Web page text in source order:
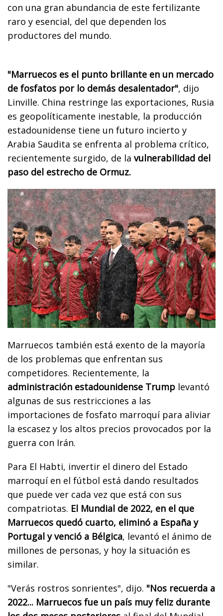
con una gran abundancia de este fertilizante
raro y esencial, del que dependen los
productores del mundo.
"Marruecos es el punto brillante en un mercado
de fosfatos por lo demás desalentador", dijo
Linville. China restringe las exportaciones, Rusia
es geopolíticamente inestable, la producción
estadounidense tiene un futuro incierto y
Arabia Saudita se enfrenta al problema crítico,
recientemente surgido, de la vulnerabilidad del
paso del estrecho de Ormuz.
Marruecos también está exento de la mayoría
de los problemas que enfrentan sus
competidores. Recientemente, la
administración estadounidense Trump levantó
algunas de sus restricciones a las
importaciones de fosfato marroquí para aliviar
la escasez y los altos precios provocados por la
guerra con Irán.
Para El Habti, invertir el dinero del Estado
marroquí en el fútbol está dando resultados
que puede ver cada vez que está con sus
compatriotas. El Mundial de 2022, en el que
Marruecos quedó cuarto, eliminó a España y
Portugal y venció a Bélgica, levantó el ánimo de
millones de personas, y hoy la situación es
similar.
"Verás rostros sonrientes", dijo. "Nos recuerda a
2022... Marruecos fue un país muy feliz durante